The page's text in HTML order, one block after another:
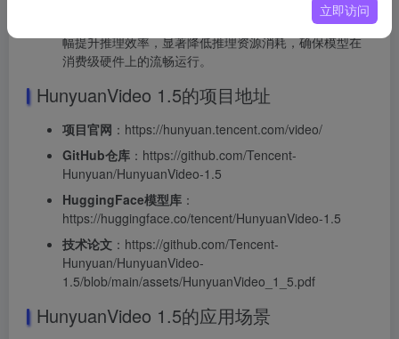
：集成模型蒸馏、Cache 优化等关键技术，大
幅提升推理效率，显著降低推理资源消耗，确保模型在
消费级硬件上的流畅运行。
HunyuanVideo 1.5的项目地址
项目官网 ：https://hunyuan.tencent.com/video/
GitHub仓库 ：https://github.com/Tencent-
Hunyuan/HunyuanVideo-1.5
HuggingFace模型库 ：
https://huggingface.co/tencent/HunyuanVideo-1.5
技术论文 ：https://github.com/Tencent-
Hunyuan/HunyuanVideo-
1.5/blob/main/assets/HunyuanVideo_1_5.pdf
HunyuanVideo 1.5的应用场景
立即访问